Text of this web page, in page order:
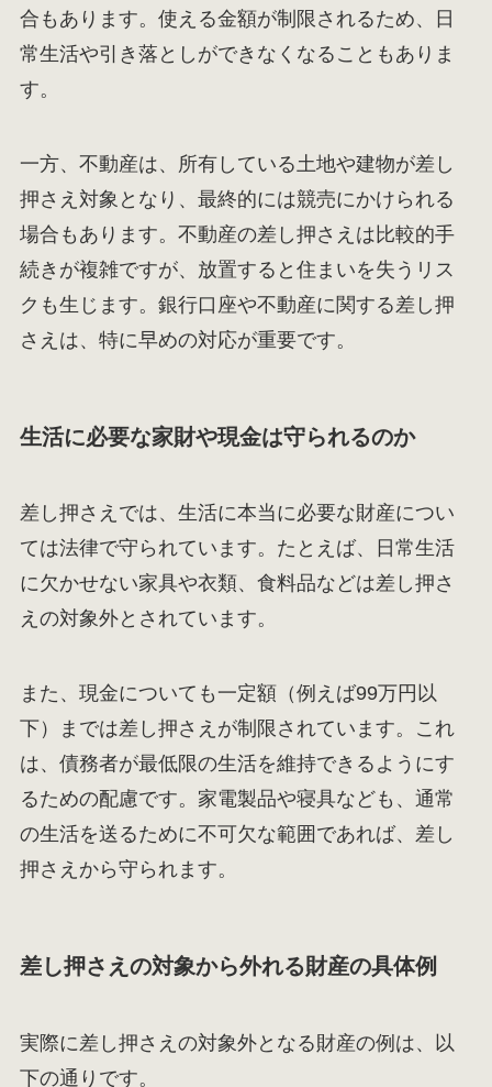
合もあります。使える金額が制限されるため、日
常生活や引き落としができなくなることもありま
す。
一方、不動産は、所有している土地や建物が差し
押さえ対象となり、最終的には競売にかけられる
場合もあります。不動産の差し押さえは比較的手
続きが複雑ですが、放置すると住まいを失うリス
クも生じます。銀行口座や不動産に関する差し押
さえは、特に早めの対応が重要です。
生活に必要な家財や現金は守られるのか
差し押さえでは、生活に本当に必要な財産につい
ては法律で守られています。たとえば、日常生活
に欠かせない家具や衣類、食料品などは差し押さ
えの対象外とされています。
また、現金についても一定額（例えば99万円以
下）までは差し押さえが制限されています。これ
は、債務者が最低限の生活を維持できるようにす
るための配慮です。家電製品や寝具なども、通常
の生活を送るために不可欠な範囲であれば、差し
押さえから守られます。
差し押さえの対象から外れる財産の具体例
実際に差し押さえの対象外となる財産の例は、以
下の通りです。